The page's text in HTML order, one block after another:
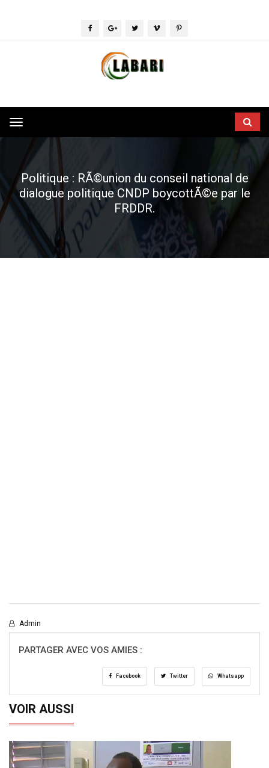
Toggle
navigation
Politique : RÃ©union du conseil national de
dialogue politique CNDP boycottÃ©e par le
FRDDR.
Admin
PARTAGER AVEC VOS AMIES :
Facebook Twitter Whatsapp
VOIR AUSSI